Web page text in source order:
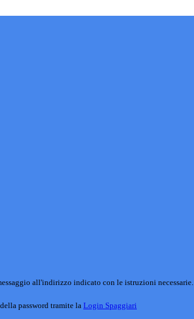
all'indirizzo indicato con le istruzioni necessarie.
password tramite la Login Spaggiari